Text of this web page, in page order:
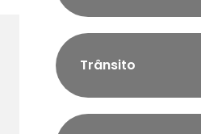
Trânsito